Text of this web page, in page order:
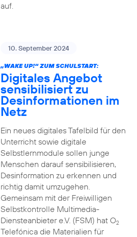
auf.
10. September 2024
„WAKE UP!“ ZUM SCHULSTART:
Digitales Angebot
sensibilisiert zu
Desinformationen im
Netz
Ein neues digitales Tafelbild für den
Unterricht sowie digitale
Selbstlernmodule sollen junge
Menschen darauf sensibilisieren,
Desinformation zu erkennen und
richtig damit umzugehen.
Gemeinsam mit der Freiwilligen
Selbstkontrolle Multimedia-
Diensteanbieter e.V. (FSM) hat O2
Telefónica die Materialien für